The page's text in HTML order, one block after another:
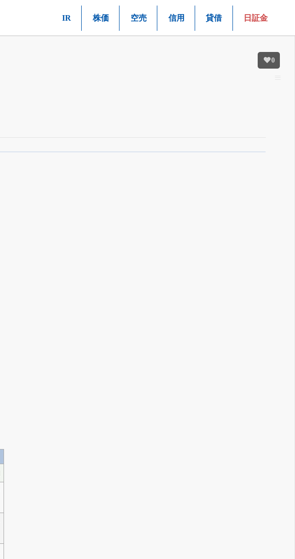
IR 株価 空売 信用 貸借 日証金
0